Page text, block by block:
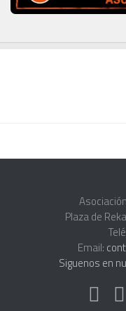
Plaza de
Email:
Siguenos en